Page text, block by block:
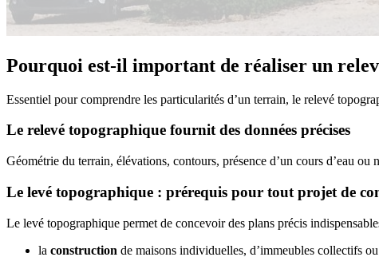
Pourquoi est-il important de réaliser un
Essentiel pour comprendre les particularités d’un terrain, le relevé
Le relevé topographique fournit des données précises
Géométrie du terrain, élévations, contours, présence d’un cours d’eau
Le levé topographique : prérequis pour tout projet de
Le levé topographique permet de concevoir des plans précis
la construction de maisons individuelles, d’immeubles collectifs